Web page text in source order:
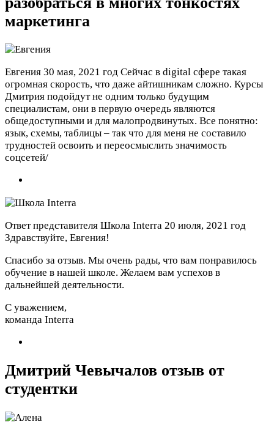
маркетинга
Евгения 30 мая, 2021 год Сейчас в digital сфере такая
огромная скорость, что даже айтишникам сложно. Курсы
Дмитрия подойдут не одним только будущим
специалистам, они в первую очередь являются
общедоступными и для малопродвинутых. Все понятно:
язык, схемы, таблицы – так что для меня не составило
трудностей освоить и переосмыслить значимость
соцсетей/
Ответ представителя Школа Interra 20 июля, 2021 год
Здравствуйте, Евгения!
Спасибо за отзыв. Мы очень рады, что вам понравилось
обучение в нашей школе. Желаем вам успехов в
дальнейшей деятельности.
С уважением,
команда Interra
Дмитрий Чевычалов отзыв от
студентки